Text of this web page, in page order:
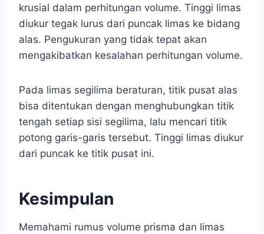
krusial dalam perhitungan volume. Tinggi limas
diukur tegak lurus dari puncak limas ke bidang
alas. Pengukuran yang tidak tepat akan
mengakibatkan kesalahan perhitungan volume.
Pada limas segilima beraturan, titik pusat alas
bisa ditentukan dengan menghubungkan titik
tengah setiap sisi segilima, lalu mencari titik
potong garis-garis tersebut. Tinggi limas diukur
dari puncak ke titik pusat ini.
Kesimpulan
Memahami rumus volume prisma dan limas